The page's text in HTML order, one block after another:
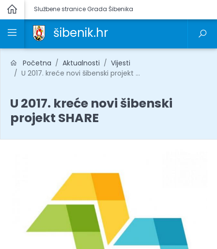
Službene stranice Grada Šibenika
šibenik.hr
Početna Aktualnosti
Vijesti
U 2017. kreće novi šibenski projekt ...
U 2017. kreće novi šibenski
projekt SHARE